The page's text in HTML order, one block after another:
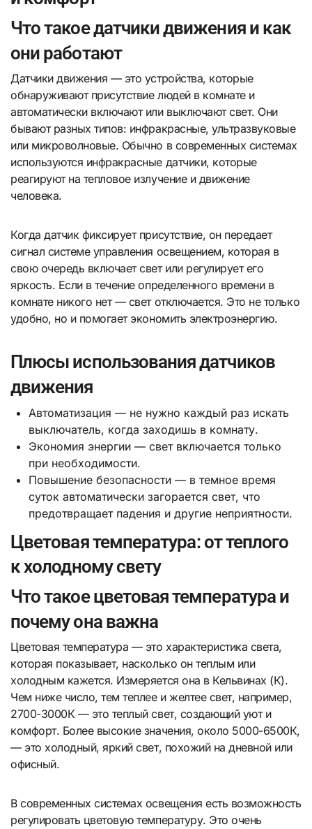
Что такое датчики движения и как
они работают
Датчики движения — это устройства, которые
обнаруживают присутствие людей в комнате и
автоматически включают или выключают свет. Они
бывают разных типов: инфракрасные, ультразвуковые
или микроволновые. Обычно в современных системах
используются инфракрасные датчики, которые
реагируют на тепловое излучение и движение
человека.
Когда датчик фиксирует присутствие, он передает
сигнал системе управления освещением, которая в
свою очередь включает свет или регулирует его
яркость. Если в течение определенного времени в
комнате никого нет — свет отключается. Это не только
удобно, но и помогает экономить электроэнергию.
Плюсы использования датчиков
движения
Автоматизация — не нужно каждый раз искать
выключатель, когда заходишь в комнату.
Экономия энергии — свет включается только
при необходимости.
Повышение безопасности — в темное время
суток автоматически загорается свет, что
предотвращает падения и другие неприятности.
Цветовая температура: от теплого
к холодному свету
Что такое цветовая температура и
почему она важна
Цветовая температура — это характеристика света,
которая показывает, насколько он теплым или
холодным кажется. Измеряется она в Кельвинах (К).
Чем ниже число, тем теплее и желтее свет, например,
2700-3000К — это теплый свет, создающий уют и
комфорт. Более высокие значения, около 5000-6500К,
— это холодный, яркий свет, похожий на дневной или
офисный.
В современных системах освещения есть возможность
регулировать цветовую температуру. Это очень